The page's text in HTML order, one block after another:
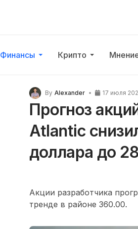
Финансы Крипто
By Alexander 17 июля
Прогноз
Atlantic
доллара до
Акции разработчика
тренде в районе 360.00.